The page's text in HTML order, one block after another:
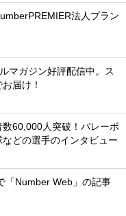
法人プラン
マガジン好評配信中。ス
届け！
60,000人突破！バレーボ
どの選手のインタビュー
「Number Web」の記事